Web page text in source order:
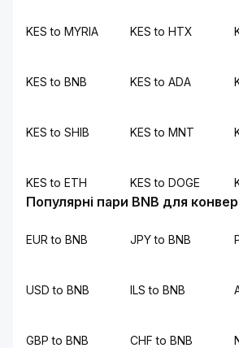
KES to MYRIA KES to HTX
KES to BNB KES to ADA
KES to SHIB KES to MNT
KES to ETH KES to DOGE
Популярні пари BNB для
EUR to BNB JPY to BNB
USD to BNB ILS to BNB
GBP to BNB CHF to BNB